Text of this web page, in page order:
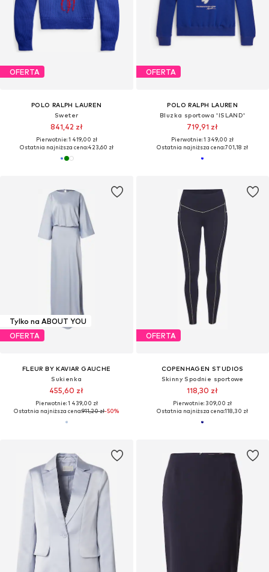
OFERTA
POLO RALPH LAUREN
Sweter
841,42 zł
Pierwotnie: 1 419,00 zł
Ostatnia najniższa cena:423,60 zł
OFERTA
POLO RALPH LAUREN
Bluzka sportowa 'ISLAND'
719,91 zł
Pierwotnie: 1 349,00 zł
Ostatnia najniższa cena:701,18 zł
Tylko na ABOUT YOU
OFERTA
FLEUR BY KAVIAR GAUCHE
Sukienka
455,60 zł
Pierwotnie: 1 439,00 zł
Ostatnia najniższa cena:911,20 zł-50%
OFERTA
COPENHAGEN STUDIOS
Skinny Spodnie sportowe
118,30 zł
Pierwotnie: 309,00 zł
Ostatnia najniższa cena:118,30 zł